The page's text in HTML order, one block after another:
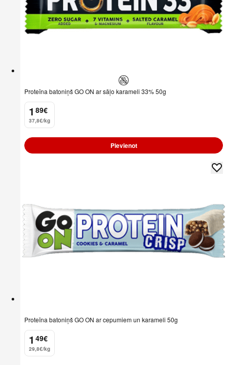
Proteīna batoniņš GO ON ar sāļo karameli 33% 50g
1
. 89€
37,8€/kg
Pievienot
Proteīna batoniņš GO ON ar cepumiem un karameli 50g
1
. 49€
29,8€/kg